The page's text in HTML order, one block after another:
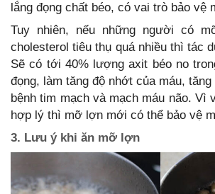
lắng đọng chất béo, có vai trò bảo vệ
Tuy nhiên, nếu những người có
cholesterol tiêu thụ quá nhiều thì tác
Sẽ có tới 40% lượng axit béo no
đọng, làm tăng độ nhớt của máu,
bệnh tim mạch và mạch máu não. Vì
hợp lý thì mỡ lợn mới có thể bảo vệ
3. Lưu ý khi ăn mỡ lợn